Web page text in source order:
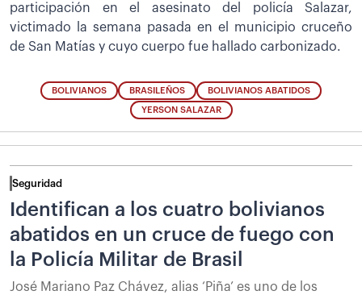
participación en el asesinato del policía Salazar,
victimado la semana pasada en el municipio cruceño
de San Matías y cuyo cuerpo fue hallado carbonizado.
BOLIVIANOS BRASILEÑOS BOLIVIANOS ABATIDOS
YERSON SALAZAR
Seguridad
Identifican a los cuatro bolivianos
abatidos en un cruce de fuego con
la Policía Militar de Brasil
José Mariano Paz Chávez, alias ‘Piña’ es uno de los